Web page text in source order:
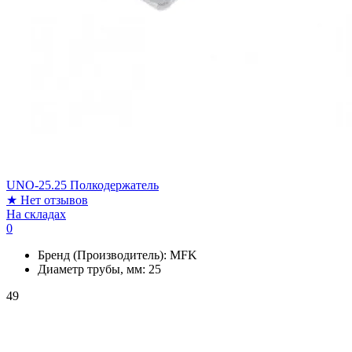
UNO-25.25 Полкодержатель
★ Нет отзывов
На складах
0
Бренд (Производитель): MFK
Диаметр трубы, мм: 25
49